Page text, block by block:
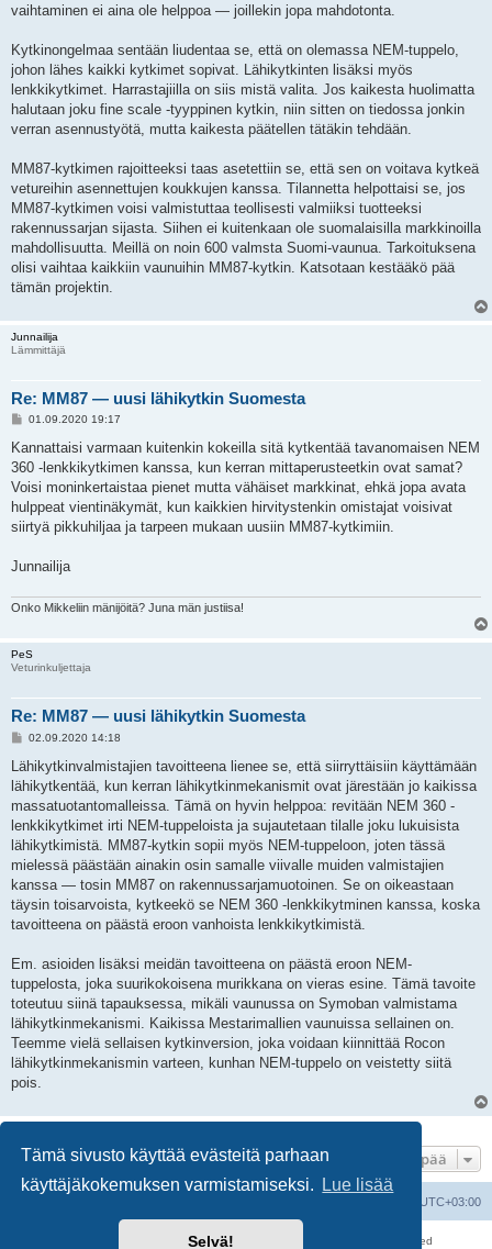
Tämä sivusto käyttää evästeitä parhaan
käyttäjäkokemuksen varmistamiseksi.
Lue lisää
Selvä!
vaihtaminen ei aina ole helppoa — joillekin jopa mahdotonta.
Kytkinongelmaa sentään liudentaa se, että on olemassa NEM-tuppelo,
johon lähes kaikki kytkimet sopivat. Lähikytkinten lisäksi myös
lenkkikytkimet. Harrastajiilla on siis mistä valita. Jos kaikesta huolimatta
halutaan joku fine scale -tyyppinen kytkin, niin sitten on tiedossa jonkin
verran asennustyötä, mutta kaikesta päätellen tätäkin tehdään.
MM87-kytkimen rajoitteeksi taas asetettiin se, että sen on voitava kytkeä
vetureihin asennettujen koukkujen kanssa. Tilannetta helpottaisi se, jos
MM87-kytkimen voisi valmistuttaa teollisesti valmiiksi tuotteeksi
rakennussarjan sijasta. Siihen ei kuitenkaan ole suomalaisilla markkinoilla
mahdollisuutta. Meillä on noin 600 valmsta Suomi-vaunua. Tarkoituksena
olisi vaihtaa kaikkiin vaunuihin MM87-kytkin. Katsotaan kestääkö pää
tämän projektin.
Junnailija
Lämmittäjä
Re: MM87 — uusi lähikytkin Suomesta
V
e
t
i
01.09.2020 19:17
Kannattaisi varmaan kuitenkin kokeilla sitä kytkentää tavanomaisen NEM
360 -lenkkikytkimen kanssa, kun kerran mittaperusteetkin ovat samat?
Voisi moninkertaistaa pienet mutta vähäiset markkinat, ehkä jopa avata
hulppeat vientinäkymät, kun kaikkien hirvitystenkin omistajat voisivat
siirtyä pikkuhiljaa ja tarpeen mukaan uusiin MM87-kytkimiin.
Junnailija
Onko Mikkeliin mänijöitä? Juna män justiisa!
PeS
Veturinkuljettaja
Re: MM87 — uusi lähikytkin Suomesta
V
e
t
i
02.09.2020 14:18
Lähikytkinvalmistajien tavoitteena lienee se, että siirryttäisiin käyttämään
lähikytkentää, kun kerran lähikytkinmekanismit ovat järestään jo kaikissa
massatuotantomalleissa. Tämä on hyvin helppoa: revitään NEM 360 -
lenkkikytkimet irti NEM-tuppeloista ja sujautetaan tilalle joku lukuisista
lähikytkimistä. MM87-kytkin sopii myös NEM-tuppeloon, joten tässä
mielessä päästään ainakin osin samalle viivalle muiden valmistajien
kanssa — tosin MM87 on rakennussarjamuotoinen. Se on oikeastaan
täysin toisarvoista, kytkeekö se NEM 360 -lenkkikytminen kanssa, koska
tavoitteena on päästä eroon vanhoista lenkkikytkimistä.
Em. asioiden lisäksi meidän tavoitteena on päästä eroon NEM-
tuppelosta, joka suurikokoisena murikkana on vieras esine. Tämä tavoite
toteutuu siinä tapauksessa, mikäli vaunussa on Symoban valmistama
lähikytkinmekanismi. Kaikissa Mestarimallien vaunuissa sellainen on.
Teemme vielä sellaisen kytkinversion, joka voidaan kiinnittää Rocon
lähikytkinmekanismin varteen, kunhan NEM-tuppelo on veistetty siitä
pois.
Hyppää
UTC+03:00
Keskustelufoorumin ohjelmistophpBB ® Forum Software © phpBB Limited